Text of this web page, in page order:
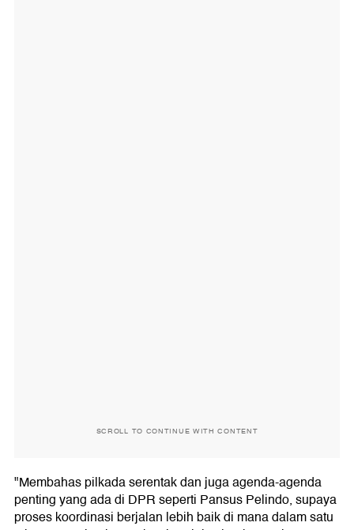
SCROLL TO CONTINUE WITH CONTENT
"Membahas pilkada serentak dan juga agenda-agenda
penting yang ada di DPR seperti Pansus Pelindo, supaya
proses koordinasi berjalan lebih baik di mana dalam satu